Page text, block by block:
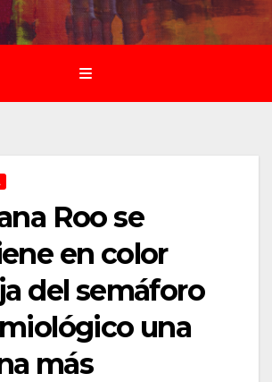
Roo se
en color
del semáforo
una
más